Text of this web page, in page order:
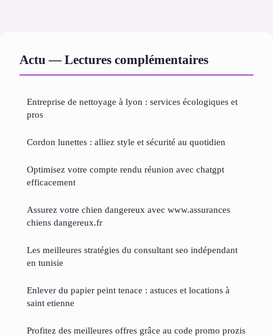
Actu — Lectures complémentaires
Entreprise de nettoyage à lyon : services écologiques et
pros
Cordon lunettes : alliez style et sécurité au quotidien
Optimisez votre compte rendu réunion avec chatgpt
efficacement
Assurez votre chien dangereux avec www.assurances
chiens dangereux.fr
Les meilleures stratégies du consultant seo indépendant
en tunisie
Enlever du papier peint tenace : astuces et locations à
saint etienne
Profitez des meilleures offres grâce au code promo prozis